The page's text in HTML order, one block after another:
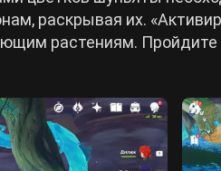
раскрывая их.
растениям.